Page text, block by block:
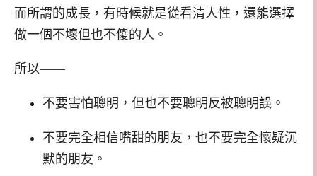
而所謂的成長，有時候就是從看清人性，還能選擇
做一個不壞但也不傻的人。
所以——
不要害怕聰明，但也不要聰明反被聰明誤。
不要完全相信嘴甜的朋友，也不要完全懷疑沉
默的朋友。